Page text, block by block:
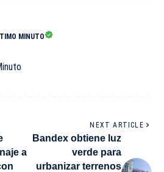
MINUTO
a
NEXT ARTICLE
Bandex obtiene luz
verde para
urbanizar terrenos